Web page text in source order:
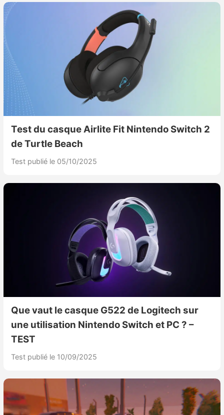
Test du casque Airlite Fit Nintendo Switch 2
de Turtle Beach
Test publié le 05/10/2025
Que vaut le casque G522 de Logitech sur
une utilisation Nintendo Switch et PC ? –
TEST
Test publié le 10/09/2025